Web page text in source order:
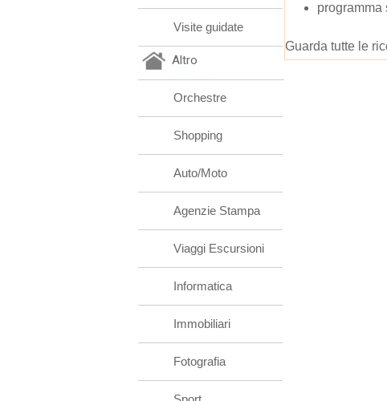
programma
Guarda tutte le
Visite guidate
Altro
Orchestre
Shopping
Auto/Moto
Agenzie Stampa
Viaggi Escursioni
Informatica
Immobiliari
Fotografia